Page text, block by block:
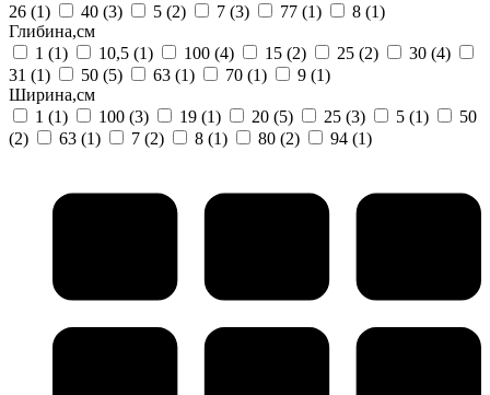
26 (1) 40 (3) 5 (2) 7 (3) 77 (1) 8 (1)
Глибина,см
1 (1) 10,5 (1) 100 (4) 15 (2) 25 (2) 30 (4)
31 (1) 50 (5) 63 (1) 70 (1) 9 (1)
Ширина,см
1 (1) 100 (3) 19 (1) 20 (5) 25 (3) 5 (1)
50
(2)
63 (1) 7 (2) 8 (1) 80 (2) 94 (1)